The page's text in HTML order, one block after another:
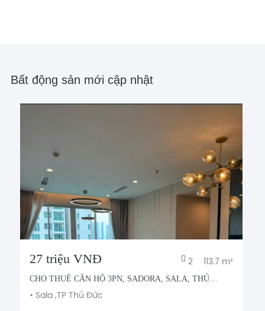
Bất động sản mới cập nhật
CHO THUÊ CĂN HỘ 3PN, SADORA, SALA, THỦ
THIÊM
• Sala ,TP Thủ Đức
2 113.7 m²
27 triệu VNĐ